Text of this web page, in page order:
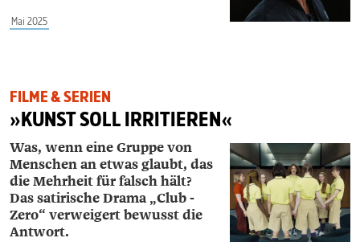
Mai 2025
FILME & SERIEN
»KUNST SOLL IRRITIEREN«
Was, wenn eine Gruppe von
Menschen an etwas glaubt, das
die Mehrheit für falsch hält?
Das satirische Drama „Club ­
Zero“ verweigert bewusst die
Antwort.